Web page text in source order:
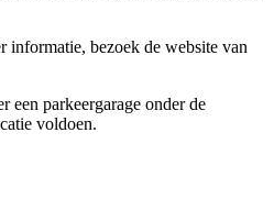
bezoek de website van
een parkeergarage onder de
voldoen.